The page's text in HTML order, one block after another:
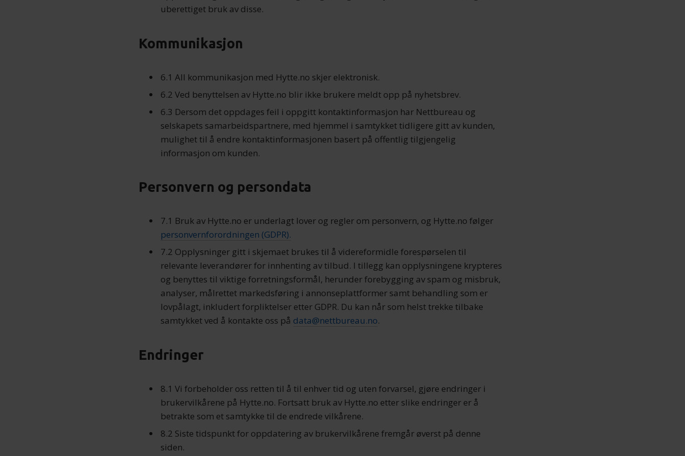
uberettiget bruk av disse.
Kommunikasjon
6.1 All kommunikasjon med Hytte.no skjer elektronisk.
6.2 Ved benyttelsen av Hytte.no blir ikke brukere meldt opp på nyhetsbrev.
6.3 Dersom det oppdages feil i oppgitt kontaktinformasjon har Nettbureau og
selskapets samarbeidspartnere, med hjemmel i samtykket tidligere gitt av kunden,
mulighet til å endre kontaktinformasjonen basert på offentlig tilgjengelig
informasjon om kunden.
Personvern og persondata
7.1 Bruk av Hytte.no er underlagt lover og regler om personvern, og Hytte.no følger
personvernforordningen (GDPR).
7.2 Opplysninger gitt i skjemaet brukes til å videreformidle forespørselen til
relevante leverandører for innhenting av tilbud. I tillegg kan opplysningene krypteres
og benyttes til viktige forretningsformål, herunder forebygging av spam og misbruk,
analyser, målrettet markedsføring i annonseplattformer samt behandling som er
lovpålagt, inkludert forpliktelser etter GDPR. Du kan når som helst trekke tilbake
samtykket ved å kontakte oss på data@nettbureau.no.
Endringer
8.1 Vi forbeholder oss retten til å til enhver tid og uten forvarsel, gjøre endringer i
brukervilkårene på Hytte.no. Fortsatt bruk av Hytte.no etter slike endringer er å
betrakte som et samtykke til de endrede vilkårene.
8.2 Siste tidspunkt for oppdatering av brukervilkårene fremgår øverst på denne
siden.